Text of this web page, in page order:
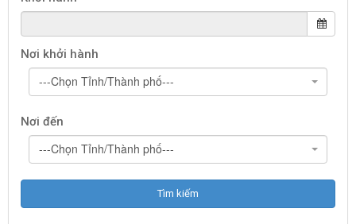
Nơi khởi hành
---Chọn Tỉnh/Thành phố---
Nơi đến
---Chọn Tỉnh/Thành phố---